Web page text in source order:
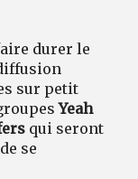
durer le
sur petit
Yeah
qui seront
se